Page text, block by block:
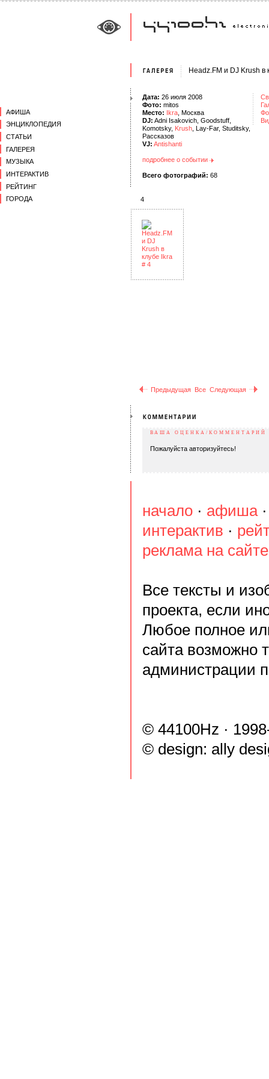
АФИША
ЭНЦИКЛОПЕДИЯ
СТАТЬИ
ГАЛЕРЕЯ
МУЗЫКА
ИНТЕРАКТИВ
РЕЙТИНГ
ГОРОДА
Headz.FM и DJ Krush в
Дата: 26 июля 2008
Фото: mitos
Место: Ikra , Москва
DJ: Adni Isakovich, Goodstuff,
Komotsky, Krush , Lay-Far, Studitsky,
Рассказов
VJ: Antishanti
подробнее о событии
Всего фотографий: 68
4
Предыдущая Все Следующая
ВАША ОЦЕНКА/КОММЕНТАРИЙ
Пожалуйста авторизуйтесь!
начало · афиша
интерактив ·
реклама на сайте
Все тексты и
проекта, если
Любое полное
сайта возможно
администрации
© 44100Hz ·
© design: ally